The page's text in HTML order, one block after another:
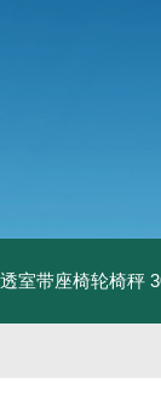
室带座椅轮椅秤